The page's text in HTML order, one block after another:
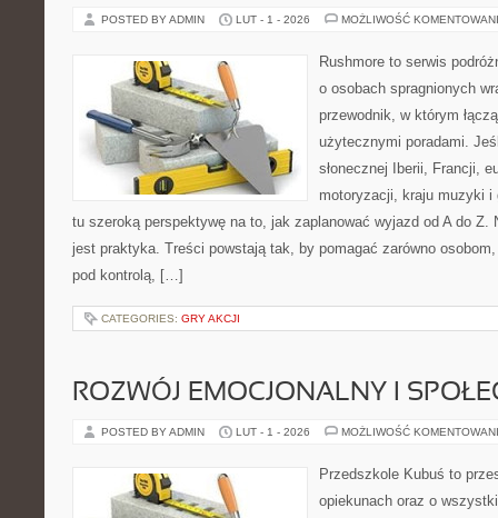
POSTED BY ADMIN LUT - 1 - 2026 MOŻLIWOŚĆ
Rushmore to serwis
o osobach spragnionych
przewodnik, w którym
użytecznymi poradami.
słonecznej Iberii, Francji,
motoryzacji, kraju muzyki
tu szeroką perspektywę na to, jak zaplanować wyjazd od A do Z.
jest praktyka. Treści powstają tak, by pomagać zarówno
pod kontrolą, […]
CATEGORIES: GRY AKCJI
ROZWÓJ EMOCJONALNY I
POSTED BY ADMIN LUT - 1 - 2026 MOŻLIWOŚĆ
Przedszkole Kubuś to
opiekunach oraz o